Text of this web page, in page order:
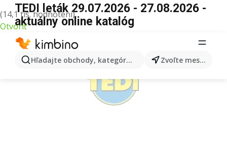
(14,1 tis. hodnotení)
Otvoriť
Hľadajte obchody, kategórie, produkty... Zvoľte mesto
TEDI leták 29.07.2026 - 27.08.2026 -
aktuálny online katalóg